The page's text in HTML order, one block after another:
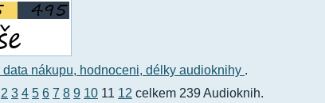
data nákupu, hodnoceni, délky audioknihy .
2 3 4 5 6 7 8 9 10 11 12 celkem 239 Audioknih.